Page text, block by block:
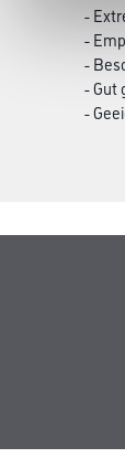
-
-
-
- Gut
-